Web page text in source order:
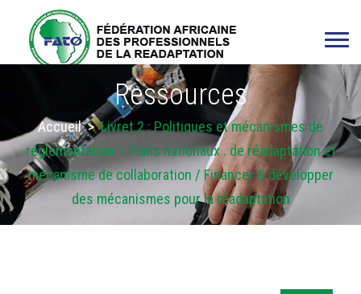
Ressources
Accueil>Livret 2 : Politiques et mécanismes de
réglementation – Plans nationaux . de réadaptation et
mécanisme de collaboration / Financer & développer
des mécanismes pour la réadaptation